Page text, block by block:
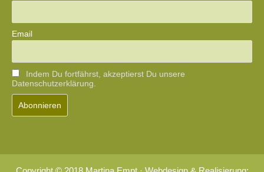
Email
Indem Du fortfährst, akzeptierst Du unsere
Datenschutzerklärung.